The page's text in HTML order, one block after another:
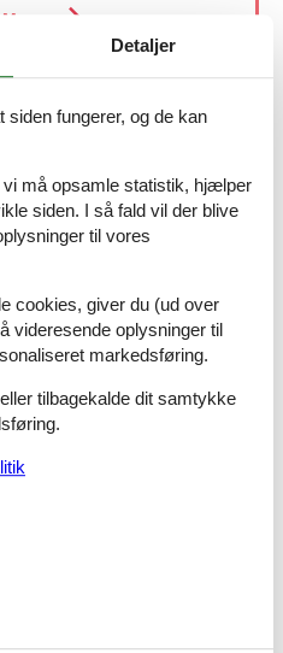
Detaljer
fungerer, og de kan
må opsamle statistik, hjælper
siden. I så fald vil der blive
til vores
cookies, giver du (ud over
videresende oplysninger til
markedsføring.
tilbagekalde dit samtykke